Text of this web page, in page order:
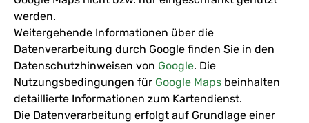
werden.
Weitergehende Informationen über die
Datenverarbeitung durch Google finden Sie in den
Datenschutzhinweisen von Google. Die
Nutzungsbedingungen für Google Maps beinhalten
detaillierte Informationen zum Kartendienst.
Die Datenverarbeitung erfolgt auf Grundlage einer